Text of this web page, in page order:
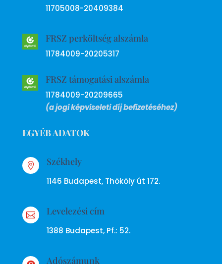
11705008-20409384
FRSZ perköltség alszámla
11784009-20205317
FRSZ támogatási alszámla
11784009-20209665
(a jogi képviseleti díj befizetéséhez)
EGYÉB ADATOK
 Székhely
1146 Budapest, Thököly út 172.
 Levelezési cím
1388 Budapest, Pf.: 52.
Adószámunk